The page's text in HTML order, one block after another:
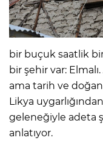
bir buçuk saatlik
bir şehir var:
ama tarih ve
Likya
geleneğiyle adeta
anlatıyor.